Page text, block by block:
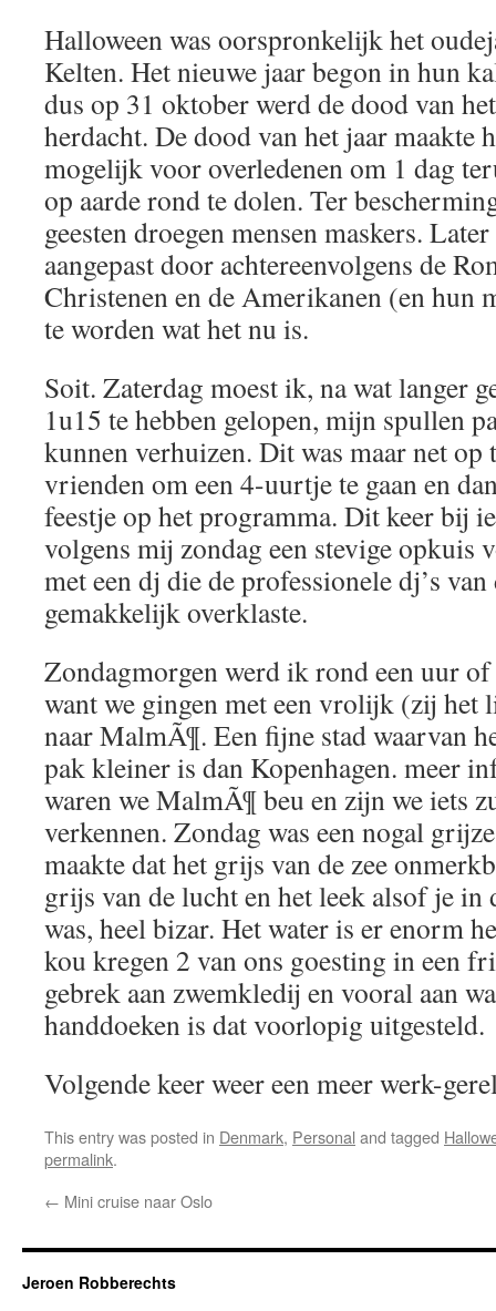
Halloween was oorspronkelijk het
Kelten. Het nieuwe jaar begon in hun
dus op 31 oktober werd de dood van
herdacht. De dood van het jaar maakte
mogelijk voor overledenen om 1 dag
op aarde rond te dolen. Ter
geesten droegen mensen maskers.
aangepast door achtereenvolgens de
Christenen en de Amerikanen (en hun
te worden wat het nu is.
Soit. Zaterdag moest ik, na wat langer
1u15 te hebben gelopen, mijn spullen
kunnen verhuizen. Dit was maar net
vrienden om een 4-uurtje te gaan en
feestje op het programma. Dit keer bij
volgens mij zondag een stevige opkuis
met een dj die de professionele dj’s
gemakkelijk overklaste.
Zondagmorgen werd ik rond een uur
want we gingen met een vrolijk (zij het
naar MalmÃ¶. Een fijne stad waarvan
pak kleiner is dan Kopenhagen. meer
waren we MalmÃ¶ beu en zijn we iets
verkennen. Zondag was een nogal
maakte dat het grijs van de zee
grijs van de lucht en het leek alsof je in
was, heel bizar. Het water is er enorm
kou kregen 2 van ons goesting in een
gebrek aan zwemkledij en vooral aan
handdoeken is dat voorlopig uitgesteld.
Volgende keer weer een meer werk-
This entry was posted in Denmark, Personal and tagged
permalink.
← Mini cruise naar Oslo
Jeroen Robberechts